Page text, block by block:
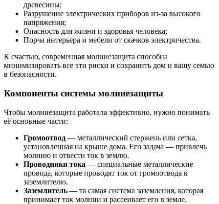
древесины;
Разрушение электрических приборов из-за высокого
напряжения;
Опасность для жизни и здоровья человека;
Порча интерьера и мебели от скачков электричества.
К счастью, современная молниезащита способна
минимизировать все эти риски и сохранить дом и вашу семью
в безопасности.
Компоненты системы молниезащиты
Чтобы молниезащита работала эффективно, нужно понимать
её основные части:
Громоотвод — металлический стержень или сетка,
установленная на крыше дома. Его задача — привлечь
молнию и отвести ток в землю.
Проводники тока — специальные металлические
провода, которые проводят ток от громоотвода к
заземлителю.
Заземлитель — та самая система заземления, которая
принимает ток молнии и рассеивает его в земле.